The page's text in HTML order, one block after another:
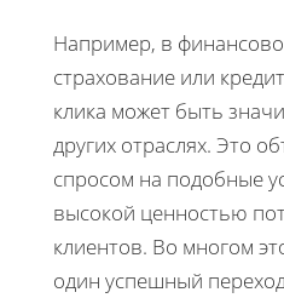
Например, в
страхование или
клика может быть
других отраслях. Это
спросом на подобные
высокой ценностью
клиентов. Во многом
один успешный